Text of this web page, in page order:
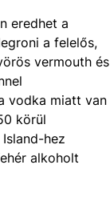
eredhet a
a felelős,
vermouth és
vodka miatt van
körül
hez
alkoholt